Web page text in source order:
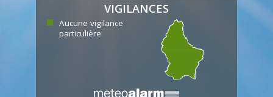
VIGILANCES
Aucune vigilance
particulière